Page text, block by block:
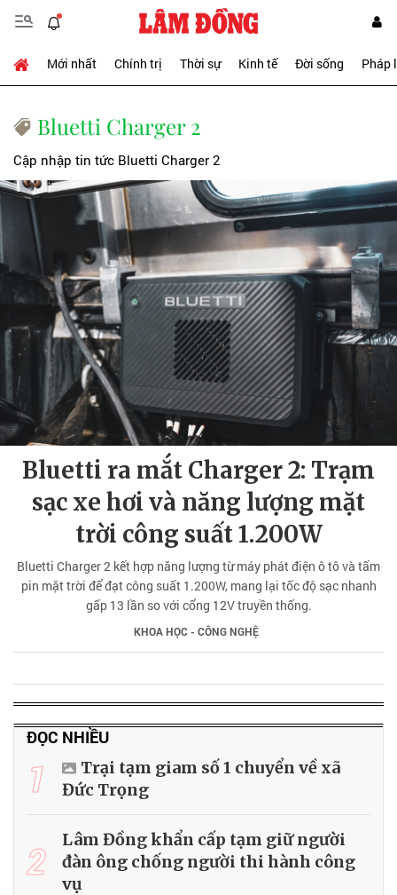
Mới nhất Chính trị Thời sự Kinh tế Đời sống Pháp
Bluetti Charger 2
Cập nhập tin tức Bluetti Charger 2
Bluetti ra mắt Charger 2: Trạm
sạc xe hơi và năng lượng mặt
trời công suất 1.200W
Bluetti Charger 2 kết hợp năng lượng từ máy phát điện ô tô và tấm
pin mặt trời để đạt công suất 1.200W, mang lại tốc độ sạc nhanh
gấp 13 lần so với cổng 12V truyền thống.
KHOA HỌC - CÔNG NGHỆ
ĐỌC NHIỀU
1
Trại tạm giam số 1 chuyển về xã
Đức Trọng
2
Lâm Đồng khẩn cấp tạm giữ người
đàn ông chống người thi hành công
vụ